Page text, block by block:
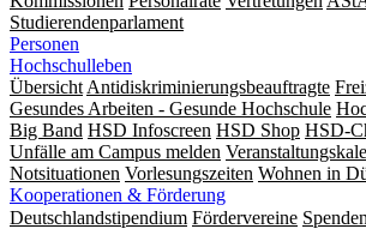
Studierendenparlament
Personen
Hochschulleben
Übersicht Antidiskriminierungsbeauftragte
Gesundes Arbeiten - Gesunde Hochschule
Big Band HSD Infoscreen HSD Shop HSD-
Unfälle am Campus melden
Notsituationen Vorlesungszeiten Wohnen in
Kooperationen & Förderung
Deutschlandstipendium Fördervereine